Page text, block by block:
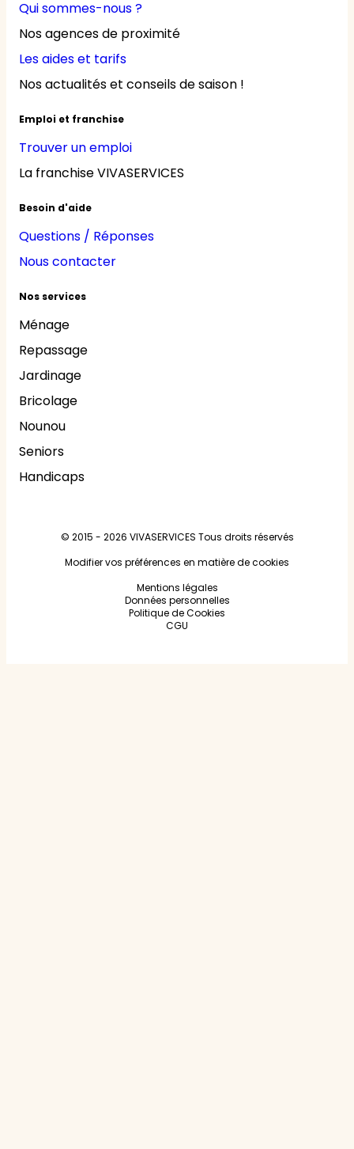
Qui sommes-nous ?
Nos agences de proximité
Les aides et tarifs
Nos actualités et conseils de saison !
Emploi et franchise
Trouver un emploi
La franchise VIVASERVICES
Besoin d'aide
Questions / Réponses
Nous contacter
Nos services
Ménage
Repassage
Jardinage
Bricolage
Nounou
Seniors
Handicaps
© 2015 - 2026 VIVASERVICES Tous droits réservés
Modifier vos préférences en matière de cookies
Mentions légales
Données personnelles
Politique de Cookies
CGU